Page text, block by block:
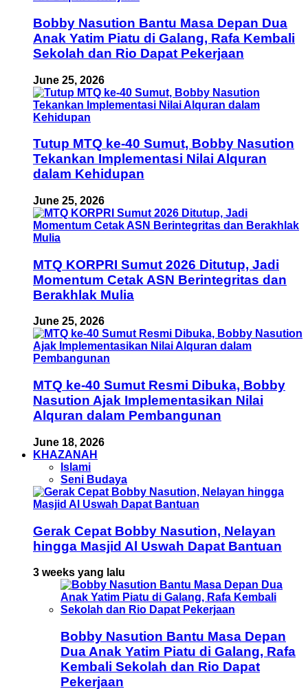
Bobby Nasution Bantu Masa Depan Dua
Anak Yatim Piatu di Galang, Rafa Kembali
Sekolah dan Rio Dapat Pekerjaan
June 25, 2026
Tutup MTQ ke-40 Sumut, Bobby Nasution
Tekankan Implementasi Nilai Alquran
dalam Kehidupan
June 25, 2026
MTQ KORPRI Sumut 2026 Ditutup, Jadi
Momentum Cetak ASN Berintegritas dan
Berakhlak Mulia
June 25, 2026
MTQ ke-40 Sumut Resmi Dibuka, Bobby
Nasution Ajak Implementasikan Nilai
Alquran dalam Pembangunan
June 18, 2026
KHAZANAH
Islami
Seni Budaya
Gerak Cepat Bobby Nasution, Nelayan
hingga Masjid Al Uswah Dapat Bantuan
3 weeks yang lalu
Bobby Nasution Bantu Masa Depan
Dua Anak Yatim Piatu di Galang, Rafa
Kembali Sekolah dan Rio Dapat
Pekerjaan